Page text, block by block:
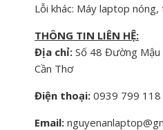
Lỗi khác: Máy laptop
THÔNG TIN LIÊN HỆ:
Địa chỉ: Số 48 Đường Mậu
Cần Thơ
Điện thoại: 0939 799 118
Email: